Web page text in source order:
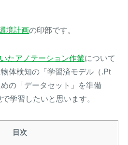
境計画の印部です。
たアノテーション作業について
体検知の「学習済モデル（.Pt
の「データセット」を準備
学習したいと思います。
目次